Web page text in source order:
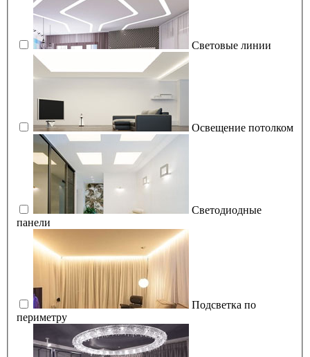
Световые линии
Освещение потолком
Светодиодные
панели
Подсветка по
периметру